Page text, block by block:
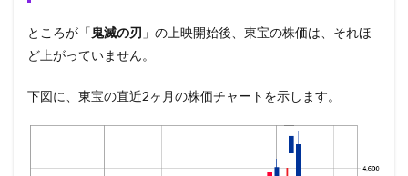
ところが「鬼滅の刃 」の上映開始後、東宝の株価は、それほ
ど上がっていません。
下図に、東宝の直近2ヶ月の株価チャートを示します。